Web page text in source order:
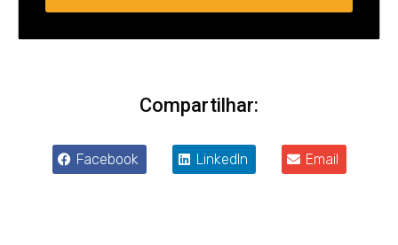
Compartilhar:
Facebook LinkedIn Email